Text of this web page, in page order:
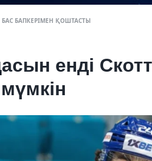
БАС БАПКЕРІМЕН ҚОШТАСТЫ
енді